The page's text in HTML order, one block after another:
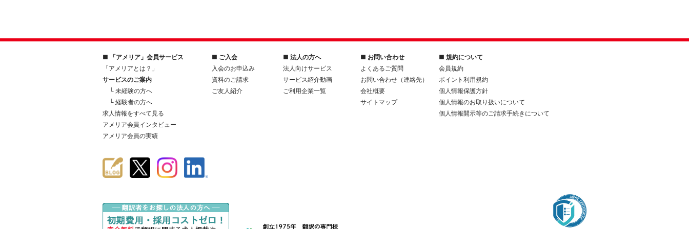
■ 「アメリア」会員サービス
「アメリアとは？」
サービスのご案内
└ 未経験の方へ
└ 経験者の方へ
求人情報をすべて見る
アメリア会員インタビュー
アメリア会員の実績
■ ご入会
入会のお申込み
資料のご請求
ご友人紹介
■ 法人の方へ
法人向けサービス
サービス紹介動画
ご利用企業一覧
■ お問い合わせ
よくあるご質問
お問い合わせ（連絡先）
会社概要
サイトマップ
■ 規約について
会員規約
ポイント利用規約
個人情報保護方針
個人情報のお取り扱いについて
個人情報開示等のご請求手続きについて